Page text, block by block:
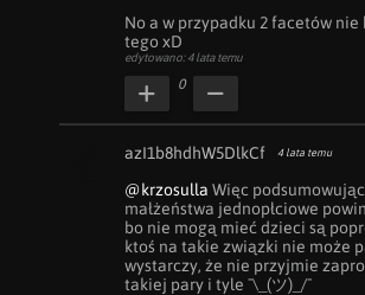
No a w przypadku 2 facetów
tego xD
edytowano: 4 lata temu
0
azI1b8hdhW5DlkCf 4 lata temu
@krzosulla Więc
małżeństwa jednopłciowe
bo nie mogą mieć dzieci są
ktoś na takie związki nie może
wystarczy, że nie przyjmie
takiej pary i tyle ¯\_(ツ)_/¯